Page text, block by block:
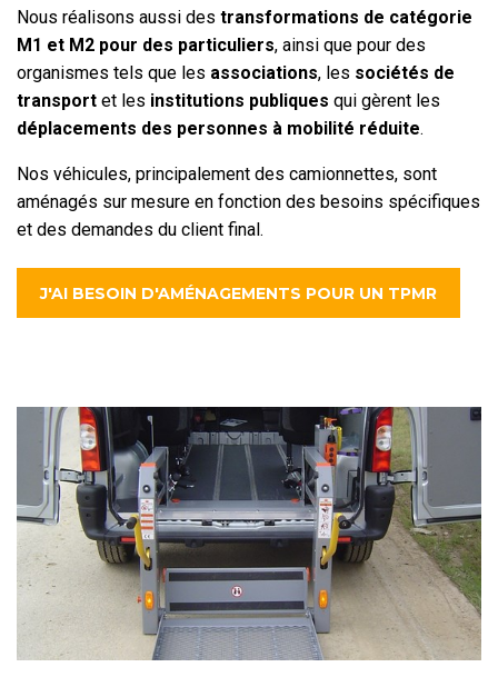
Nous réalisons aussi des transformations de catégorie
M1 et M2 pour des particuliers, ainsi que pour des
organismes tels que les associations, les sociétés de
transport et les institutions publiques qui gèrent les
déplacements des personnes à mobilité réduite.
Nos véhicules, principalement des camionnettes, sont
aménagés sur mesure en fonction des besoins spécifiques
et des demandes du client final.
J'AI BESOIN D'AMÉNAGEMENTS POUR UN TPMR